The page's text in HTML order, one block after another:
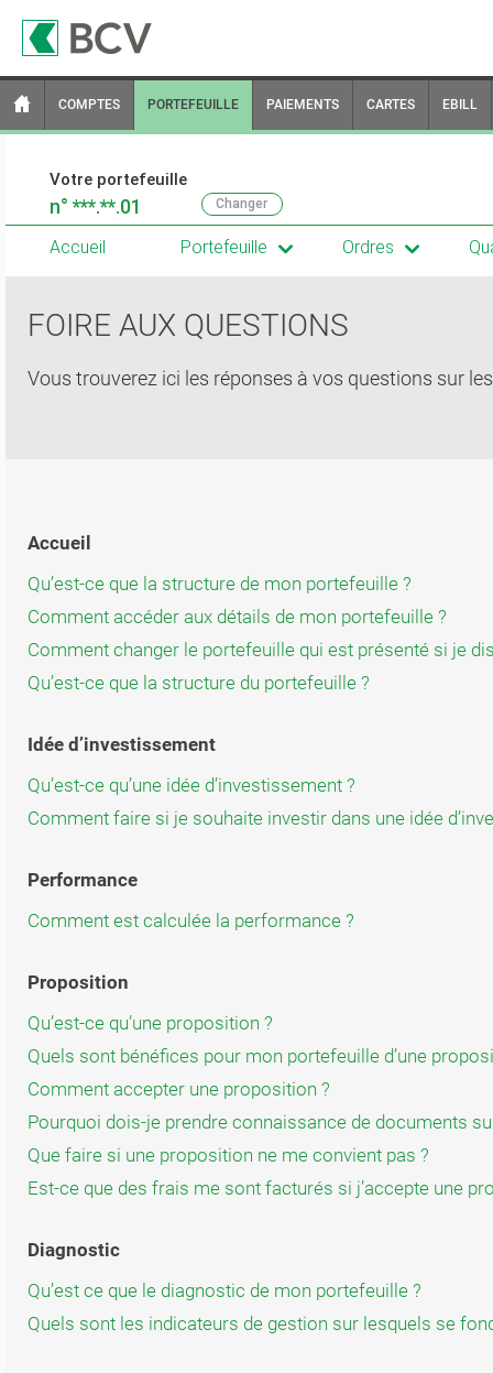
COMPTES PORTEFEUILLE PAIEMENTS CARTES EBILL
Votre portefeuille
n° ***.**.01 Changer
Accueil Portefeuille Ordres
FOIRE AUX QUESTIONS
Vous trouverez ici les réponses à vos questions sur
Accueil
Qu’est-ce que la structure de mon portefeuille ?
Comment accéder aux détails de mon portefeuille ?
Comment changer le portefeuille qui est présenté si je
Qu’est-ce que la structure du portefeuille ?
Idée d’investissement
Qu’est-ce qu’une idée d’investissement ?
Comment faire si je souhaite investir dans une idée
Performance
Comment est calculée la performance ?
Proposition
Qu’est-ce qu’une proposition ?
Quels sont bénéfices pour mon portefeuille d’une
Comment accepter une proposition ?
Pourquoi dois-je prendre connaissance de documents
Que faire si une proposition ne me convient pas ?
Est-ce que des frais me sont facturés si j’accepte une
Diagnostic
Qu’est ce que le diagnostic de mon portefeuille ?
Quels sont les indicateurs de gestion sur lesquels se